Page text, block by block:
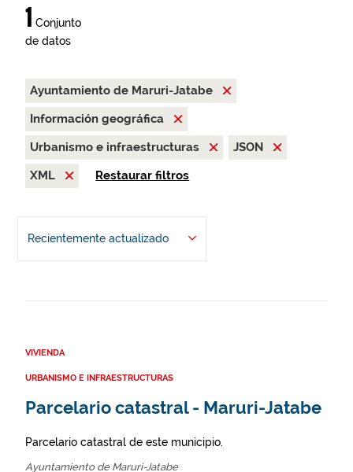
1 Conjunto
de datos
Ayuntamiento de Maruri-Jatabe
Información geográfica
Urbanismo e infraestructuras
JSON
XML
Restaurar filtros
Recientemente actualizado
VIVIENDA
URBANISMO E INFRAESTRUCTURAS
Parcelario catastral - Maruri-Jatabe
Parcelario catastral de este municipio.
Ayuntamiento de Maruri-Jatabe